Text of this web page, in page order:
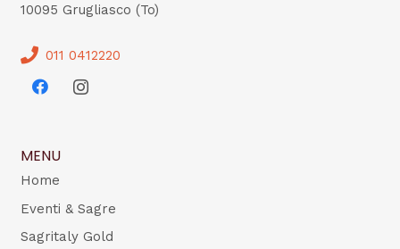
10095 Grugliasco (To)
011 0412220
MENU
Home
Eventi & Sagre
Sagritaly Gold